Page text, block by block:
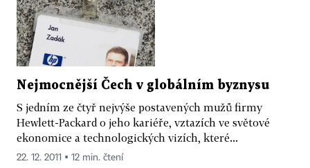
Nejmocnější Čech v globálním byznysu
S jedním ze čtyř nejvýše postavených mužů firmy
Hewlett-Packard o jeho kariéře, vztazích ve světové
ekonomice a technologických vizích, které...
22. 12. 2011 ▪ 12 min. čtení